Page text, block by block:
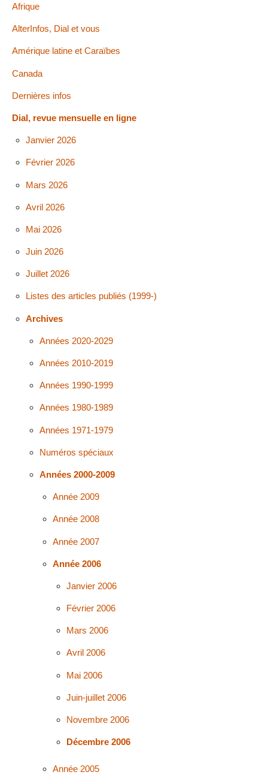
Afrique
AlterInfos, Dial et vous
Amérique latine et Caraïbes
Canada
Dernières infos
Dial, revue mensuelle en ligne
Janvier 2026
Février 2026
Mars 2026
Avril 2026
Mai 2026
Juin 2026
Juillet 2026
Listes des articles publiés (1999-)
Archives
Années 2020-2029
Années 2010-2019
Années 1990-1999
Années 1980-1989
Années 1971-1979
Numéros spéciaux
Années 2000-2009
Année 2009
Année 2008
Année 2007
Année 2006
Janvier 2006
Février 2006
Mars 2006
Avril 2006
Mai 2006
Juin-juillet 2006
Novembre 2006
Décembre 2006
Année 2005